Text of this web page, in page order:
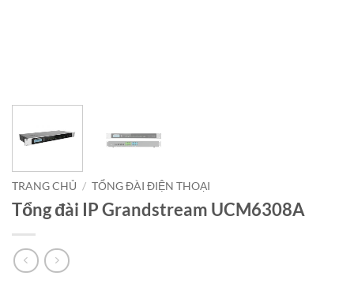
TRANG CHỦ / TỔNG ĐÀI ĐIỆN THOẠI
Tổng đài IP Grandstream UCM6308A